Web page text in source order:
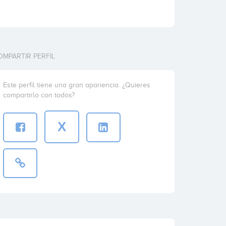
PERFIL
Este perfil tiene una gran apariencia. ¿Quieres
compartirlo con todos?
X